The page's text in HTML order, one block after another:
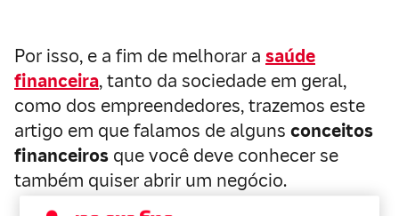
Por isso, e a fim de melhorar a saúde
financeira, tanto da sociedade em geral,
como dos empreendedores, trazemos este
artigo em que falamos de alguns conceitos
financeiros que você deve conhecer se
também quiser abrir um negócio.